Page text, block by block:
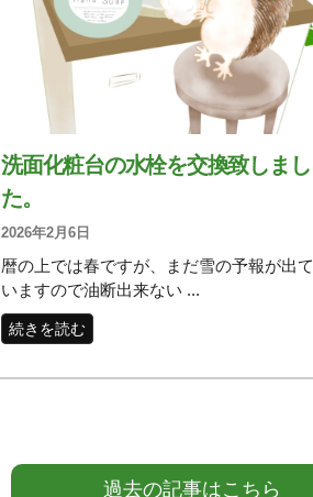
洗面化粧台の水栓を交換致しまし
た。
暦の上では春ですが、まだ雪の予報が出て
いますので油断出来ない ...
続きを読む
2026年2月6日
過去の記事はこちら